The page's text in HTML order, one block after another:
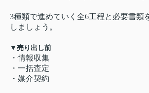
3種類で進めていく全6工程と必要書類
しましょう。
▼売り出し前
・情報収集
・一括査定
・媒介契約